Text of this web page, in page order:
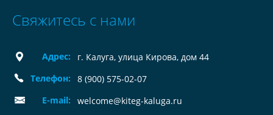
Свяжитесь с нами
Адрес:
г. Калуга, улица Кирова, дом 44
Телефон:
8 (900) 575-02-07
E-mail:
welcome@kiteg-kaluga.ru